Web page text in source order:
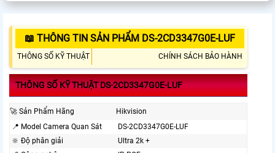
📖 THÔNG TIN SẢN PHẨM DS-2CD3347G0E-LUF
THÔNG SỐ KỸ THUẬT CHÍNH SÁCH BẢO HÀNH
THÔNG SỐ KỸ THUẬT DS-2CD3347G0E-LUF
🚀 Sản Phẩm Hãng
Hikvision
📍 Model Camera Quan Sát
DS-2CD3347G0E-LUF
🔆 Độ phân giải
Ultra 2k +